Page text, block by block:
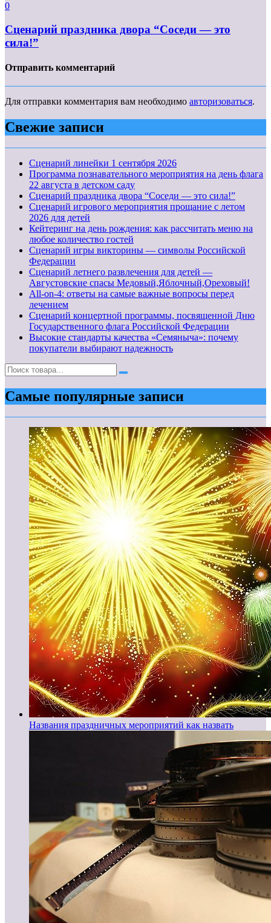
0
Сценарий праздника двора “Соседи — это
сила!”
Отправить комментарий
Для отправки комментария вам необходимо авторизоваться.
Свежие записи
Cценарий линейки 1 сентября 2026
Программа познавательного мероприятия на день флага
22 августа в детском саду
Сценарий праздника двора “Соседи — это сила!”
Сценарий игрового мероприятия прощание с летом
2026 для детей
Кейтеринг на день рождения: как рассчитать меню на
любое количество гостей
Сценарий игры викторины — символы Российской
Федерации
Сценарий летнего развлечения для детей —
Августовские спасы Медовый,Яблочный,Ореховый!
All-on-4: ответы на самые важные вопросы перед
лечением
Сценарий концертной программы, посвященной Дню
Государственного флага Российской Федерации
Высокие стандарты качества «Семяныча»: почему
покупатели выбирают надежность
Самые популярные записи
Названия праздничных мероприятий как назвать